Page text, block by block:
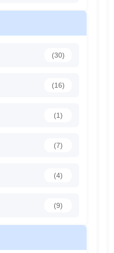
(30)
(16)
(1)
(7)
(4)
(9)